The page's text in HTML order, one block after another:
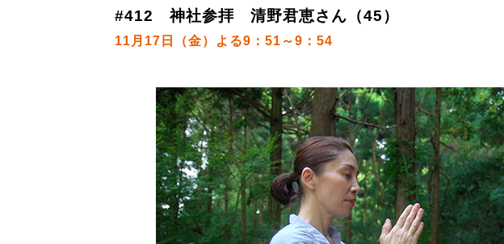
#412 神社参拝 清野君恵さん（45）
11月17日（金）よる9：51～9：54